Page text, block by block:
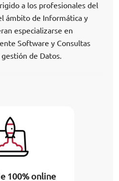
a los profesionales del
ámbito de Informática y
especializarse en
Software y Consultas
de Datos.
100% online